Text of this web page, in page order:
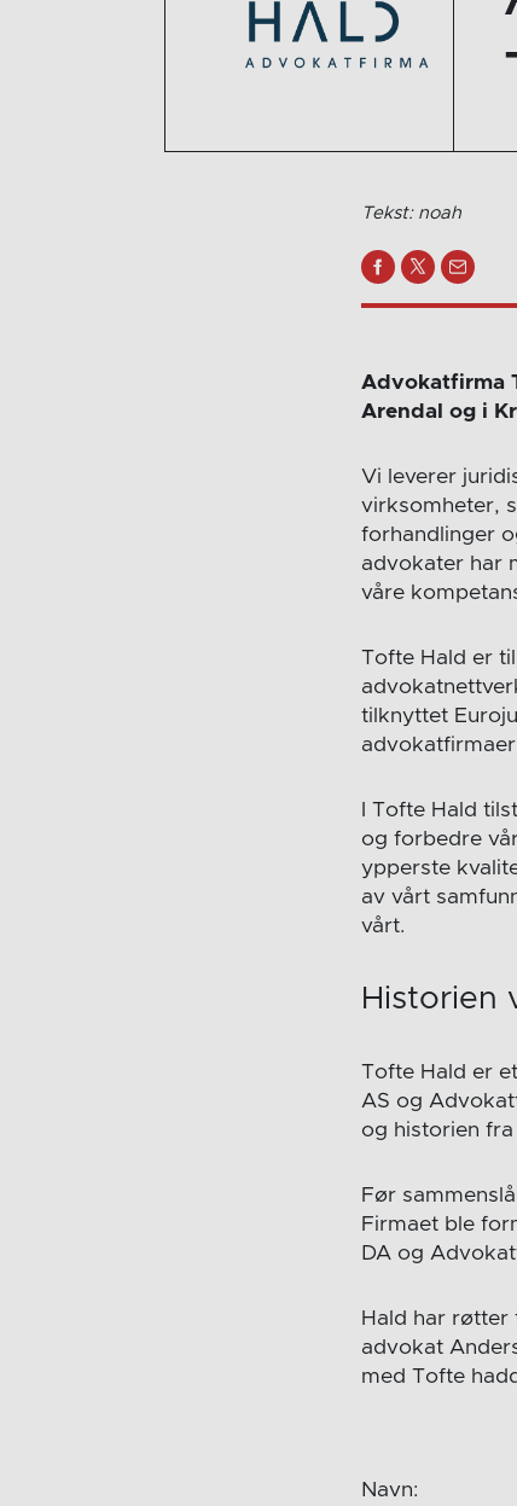
Tekst: noah
Advokatfirma
Arendal og i
Vi leverer
virksomheter,
forhandlinger
advokater har
våre
Tofte Hald er
tilknyttet
I Tofte Hald
og forbedre
ypperste
av vårt
vårt.
Historien
Tofte Hald er
AS og
og historien
Før
Firmaet ble
DA og
Hald har røtter
advokat
med Tofte
Navn: